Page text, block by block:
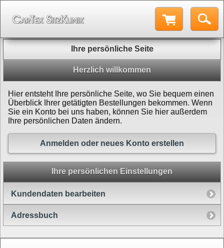
Ihre persönliche Seite
Herzlich willkommen
Hier entsteht Ihre persönliche Seite, wo Sie bequem einen
Überblick Ihrer getätigten Bestellungen bekommen. Wenn
Sie ein Konto bei uns haben, können Sie hier außerdem
Ihre persönlichen Daten ändern.
Anmelden oder neues Konto erstellen
Ihre persönlichen Einstellungen
Kundendaten bearbeiten
Adressbuch